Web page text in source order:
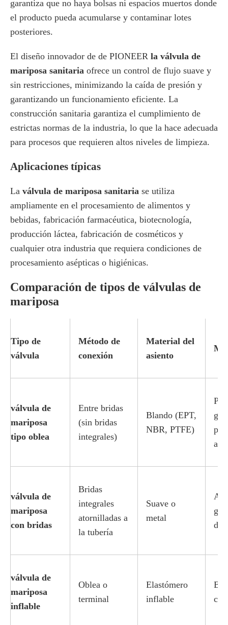
garantiza que no haya bolsas ni espacios muertos donde
el producto pueda acumularse y contaminar lotes
posteriores.
El diseño innovador de de PIONEER la válvula de
mariposa sanitaria ofrece un control de flujo suave y
sin restricciones, minimizando la caída de presión y
garantizando un funcionamiento eficiente. La
construcción sanitaria garantiza el cumplimiento de
estrictas normas de la industria, lo que la hace adecuada
para procesos que requieren altos niveles de limpieza.
Aplicaciones típicas
La válvula de mariposa sanitaria se utiliza
ampliamente en el procesamiento de alimentos y
bebidas, fabricación farmacéutica, biotecnología,
producción láctea, fabricación de cosméticos y
cualquier otra industria que requiera condiciones de
procesamiento asépticas o higiénicas.
Comparación de tipos de válvulas de
mariposa
Tipo de
válvula
Método de
conexión
Material del
asiento
válvula de
mariposa
tipo oblea
Entre bridas
(sin bridas
integrales)
Blando (EPT,
NBR, PTFE)
a
válvula de
mariposa
con bridas
Bridas
integrales
atornilladas a
la tubería
Suave o
metal
válvula de
mariposa
inflable
Oblea o
terminal
Elastómero
inflable